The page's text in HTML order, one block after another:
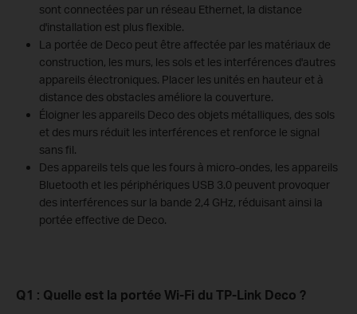
sont connectées par un réseau Ethernet, la distance
d'installation est plus flexible.
La portée de Deco peut être affectée par les matériaux de
construction, les murs, les sols et les interférences d'autres
appareils électroniques. Placer les unités en hauteur et à
distance des obstacles améliore la couverture.
Éloigner les appareils Deco des objets métalliques, des sols
et des murs réduit les interférences et renforce le signal
sans fil.
Des appareils tels que les fours à micro-ondes, les appareils
Bluetooth et les périphériques USB 3.0 peuvent provoquer
des interférences sur la bande 2,4 GHz, réduisant ainsi la
portée effective de Deco.
Q1 : Quelle est la portée Wi-Fi du TP-Link Deco ?